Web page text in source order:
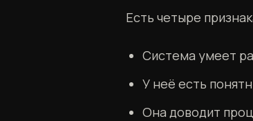
Есть четыре
Система умеет
У неё есть
Она доводит